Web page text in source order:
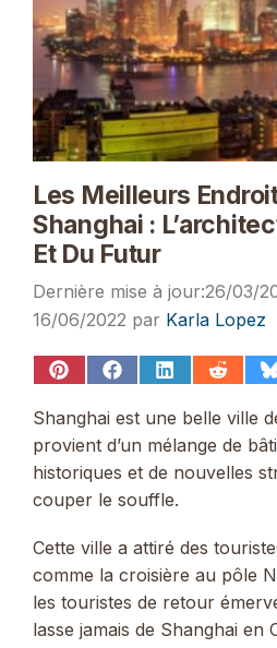
Les Meilleurs
Shanghai :
Et Du Futur
26/03/
16/06/2022 par Karla Lopez
Share
Pinterest
Share
Facebook
Share
LinkedIn
Share
Reddit
Shanghai est une belle ville
provient d’un mélange de
historiques et de nouvelles
couper le souffle.
Cette ville a attiré des
comme la croisière au pôle
les touristes de retour
lasse jamais de Shanghai en